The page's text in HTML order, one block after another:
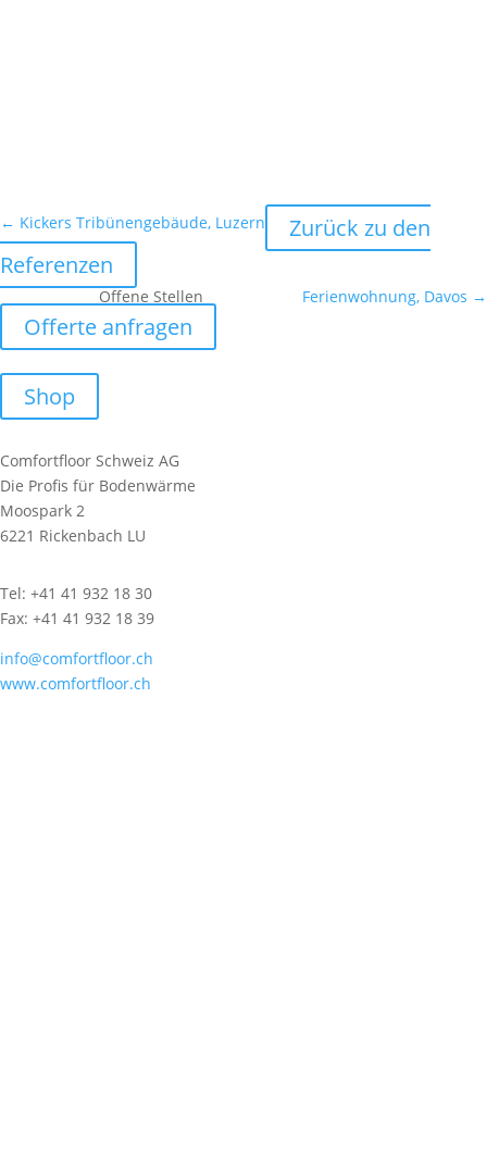
← Kickers Tribünengebäude, Luzern
Zurück zu den
Referenzen
Ferienwohnung, Davos →
Offene Stellen
Offerte anfragen
Shop
Comfortfloor Schweiz AG
Die Profis für Bodenwärme
Moospark 2
6221 Rickenbach LU
Tel: +41 41 932 18 30
Fax: +41 41 932 18 39
info@comfortfloor.ch
www.comfortfloor.ch